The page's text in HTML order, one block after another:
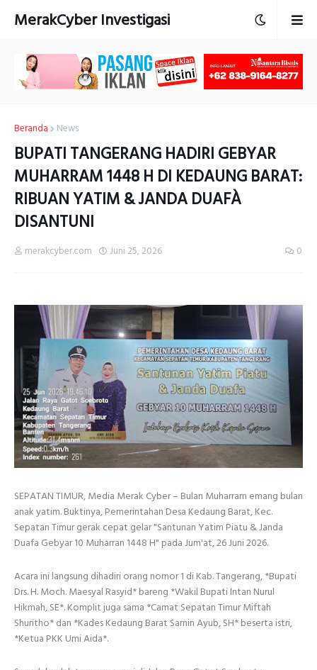
MerakCyber Investigasi
Beranda News
BUPATI TANGERANG HADIRI GEBYAR
MUHARRAM 1448 H DI KEDAUNG BARAT:
RIBUAN YATIM & JANDA DUAFÀ
DISANTUNI
merakcyber.com Juni 25, 2026 0
SEPATAN TIMUR, Media Merak Cyber – Bulan Muharram emang bulan
anak yatim. Buktinya, Pemerintahan Desa Kedaung Barat, Kec.
Sepatan Timur gerak cepat gelar "Santunan Yatim Piatu & Janda
Duafa Gebyar 10 Muharran 1448 H" pada Jum'at, 26 Juni 2026.
Acara ini langsung dihadiri orang nomor 1 di Kab. Tangerang, *Bupati
Drs. H. Moch. Maesyal Rasyid* bareng *Wakil Bupati Intan Nurul
Hikmah, SE*. Komplit juga sama *Camat Sepatan Timur Miftah
Shuritho* dan *Kades Kedaung Barat Sarnin Ayub, SH* beserta istri,
*Ketua PKK Umi Aida*.